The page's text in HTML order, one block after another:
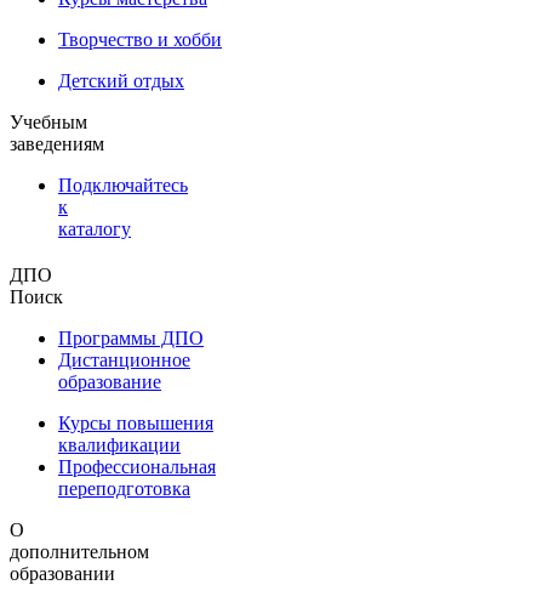
Творчество и хобби
Детский отдых
Учебным
заведениям
Подключайтесь
к
каталогу
ДПО
Поиск
Программы ДПО
Дистанционное
образование
Курсы повышения
квалификации
Профессиональная
переподготовка
О
дополнительном
образовании